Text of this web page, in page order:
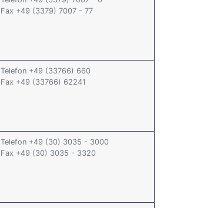
Fax +49 (3379) 7007 - 77
Telefon +49 (33766) 660
Fax +49 (33766) 62241
Telefon +49 (30) 3035 - 3000
Fax +49 (30) 3035 - 3320